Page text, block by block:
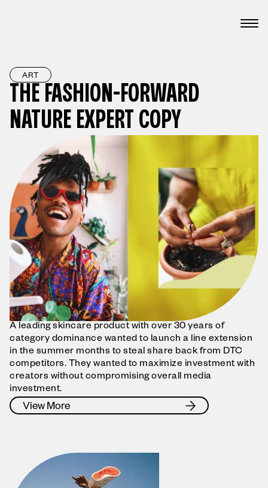
ART
THE FASHION-FORWARD
NATURE EXPERT COPY
A leading skincare product with over 30 years of
category dominance wanted to launch a line extension
in the summer months to steal share back from DTC
competitors. They wanted to maximize investment with
creators without compromising overall media
investment.
View More